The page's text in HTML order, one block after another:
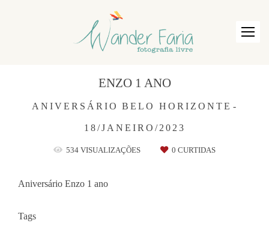
ANIVERSÁRIO BELO HORIZONTE
18/JANEIRO/2023
ENZO 1 ANO
534 VISUALIZAÇÕES 0 CURTIDAS
Aniversário Enzo 1 ano
Tags